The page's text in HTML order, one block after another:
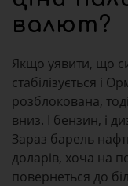
валют?
Якщо уявити, що
стабілізується і
розблокована,
вниз. І бензин, і
Зараз барель
доларів, хоча на
повернеться до